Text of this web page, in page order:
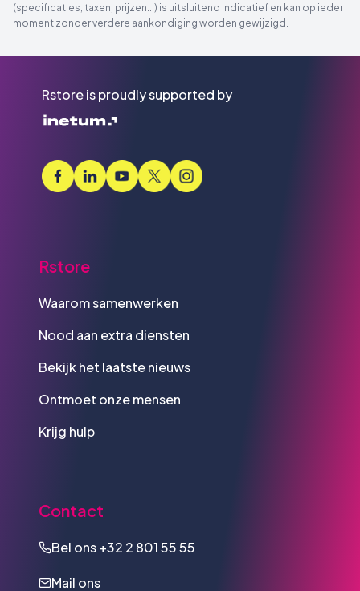
(specificaties, taxen, prijzen...) is uitsluitend indicatief en kan op ieder
moment zonder verdere aankondiging worden gewijzigd.
Rstore is proudly supported by
Rstore
Waarom samenwerken
Nood aan extra diensten
Bekijk het laatste nieuws
Ontmoet onze mensen
Krijg hulp
Contact
Bel ons+32 2 801 55 55
Mail ons